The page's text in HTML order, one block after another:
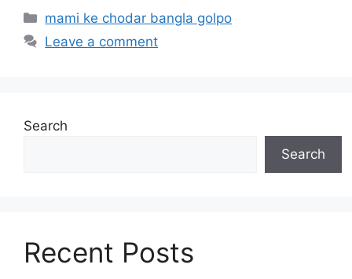
Categories
mami ke chodar bangla golpo
Leave a comment
Search
Search
Recent Posts